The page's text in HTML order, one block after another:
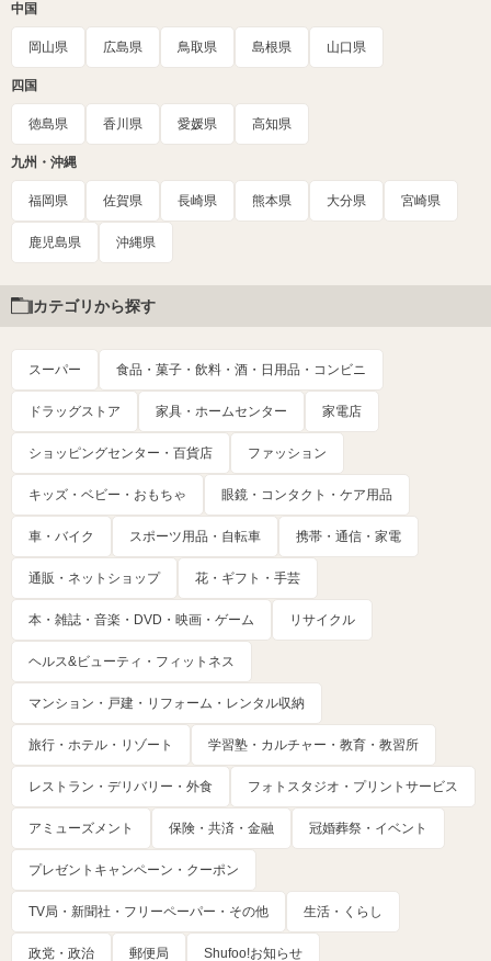
中国
岡山県 広島県 鳥取県 島根県 山口県
四国
徳島県 香川県 愛媛県 高知県
九州・沖縄
福岡県 佐賀県 長崎県 熊本県 大分県 宮崎県
鹿児島県 沖縄県
カテゴリから探す
スーパー 食品・菓子・飲料・酒・日用品・コンビニ
ドラッグストア 家具・ホームセンター 家電店
ショッピングセンター・百貨店 ファッション
キッズ・ベビー・おもちゃ 眼鏡・コンタクト・ケア用品
車・バイク スポーツ用品・自転車 携帯・通信・家電
通販・ネットショップ 花・ギフト・手芸
本・雑誌・音楽・DVD・映画・ゲーム リサイクル
ヘルス&ビューティ・フィットネス
マンション・戸建・リフォーム・レンタル収納
旅行・ホテル・リゾート 学習塾・カルチャー・教育・教習所
レストラン・デリバリー・外食 フォトスタジオ・プリントサービス
アミューズメント 保険・共済・金融 冠婚葬祭・イベント
プレゼントキャンペーン・クーポン
TV局・新聞社・フリーペーパー・その他 生活・くらし
政党・政治 郵便局 Shufoo!お知らせ